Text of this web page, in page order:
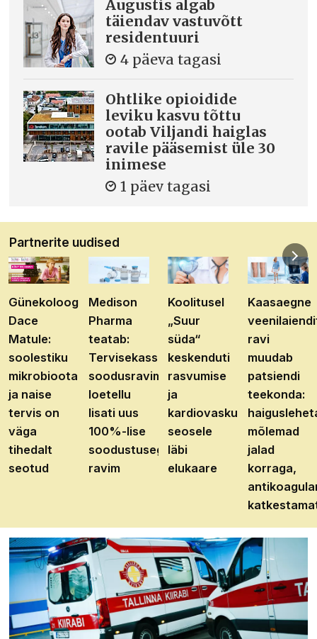
Augustis algab
täiendav vastuvõtt
residentuuri
4 päeva tagasi
Ohtlike opioidide
leviku kasvu tõttu
ootab Viljandi haiglas
ravile pääsemist üle 30
inimese
1 päev tagasi
Partnerite uudised
Günekoloog
Dace
Matule:
soolestiku
mikrobioota
ja naise
tervis on
väga
tihedalt
seotud
Medison
Pharma
teatab:
Tervisekassa
soodusravimite
loetellu
lisati uus
100%-lise
soodustusega
ravim
Koolitusel
„Suur
süda“
keskenduti
rasvumise
ja
kardiovaskulaarhaiguste
seosele
läbi
elukaare
Kaasaegne
ravi
muudab
patsiendi
teekonda:
mõlemad
jalad
korraga,